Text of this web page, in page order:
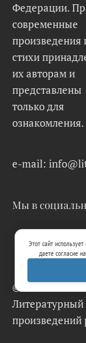
Федерации.
современные
произведения
стихи
их авторам и
представлены
только для
ознакомления.
e-mail:
Мы в
© 2026 Lit-
Литературный
произведений
Этот сайт
даете согласие